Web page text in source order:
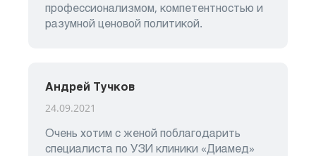
профессионализмом, компетентностью и
разумной ценовой политикой.
Андрей Тучков
24.09.2021
Очень хотим с женой поблагодарить
специалиста по УЗИ клиники «Диамед»